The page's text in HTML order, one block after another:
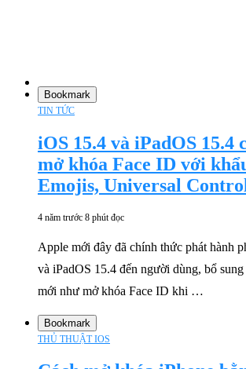
Bookmark
TIN TỨC
iOS 15.4 và iPadOS 15.4
mở khóa Face ID với
Emojis, Universal
4 năm trước 8 phút đọc
Apple mới đây đã chính thức phát hành
và iPadOS 15.4 đến người dùng, bổ
mới như mở khóa Face ID khi …
Bookmark
THỦ THUẬT IOS